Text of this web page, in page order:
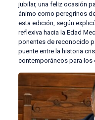
jubilar, una feliz ocasión
ánimo como peregrinos
esta edición, según
reflexiva hacia la Edad
ponentes de reconocido
puente entre la historia
contemporáneos para los